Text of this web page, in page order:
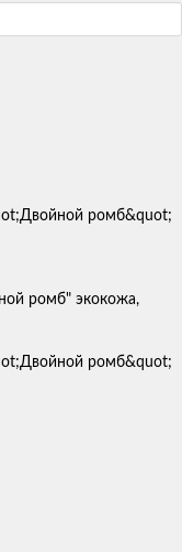
ромб" экокожа,